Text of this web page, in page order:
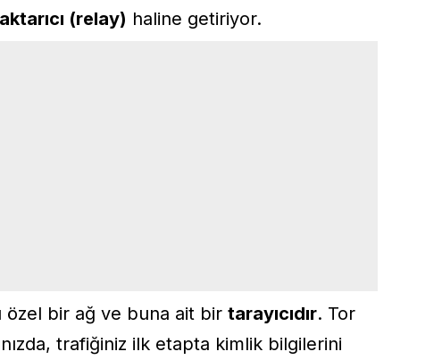
aktarıcı (relay) haline getiriyor.
özel bir ağ ve buna ait bir tarayıcıdır. Tor
trafiğiniz ilk etapta kimlik bilgilerini